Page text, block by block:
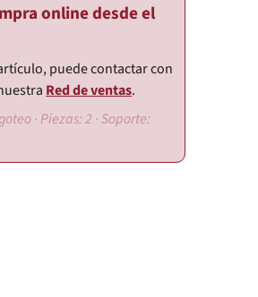
online desde el
puede contactar con
Red de ventas.
· Piezas: 2 · Soporte: